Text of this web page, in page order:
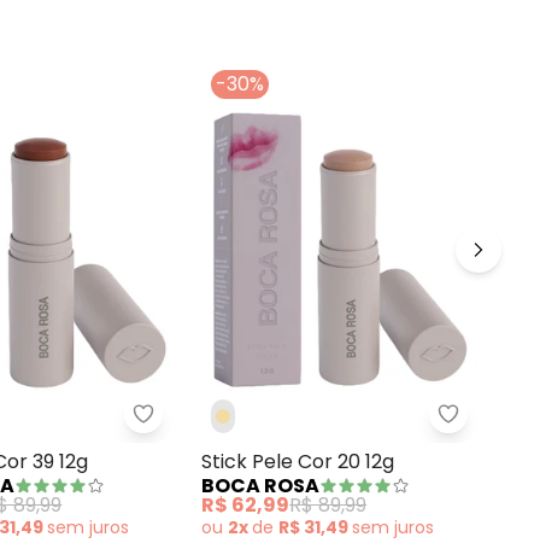
Cor 45 12gBoca Rosa - Stick Pele Cor 39 12g
39 12g
89,99
semjuros
-30%
Boca
Stick Pele Cor 20 12g
BOCA ROSA
R$ 62,99R$ 89,99
ou 2xde R$ 31,49semjuros